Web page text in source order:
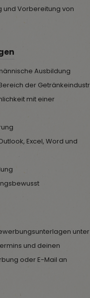
und Vorbereitung von
Ausbildung
der
mit einer
Excel, Word und
unter
und deinen
oder E-Mail an